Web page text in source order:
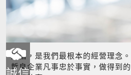
誠信，是我們最根本的經營理念。
哲良企業凡事忠於事實，做得到